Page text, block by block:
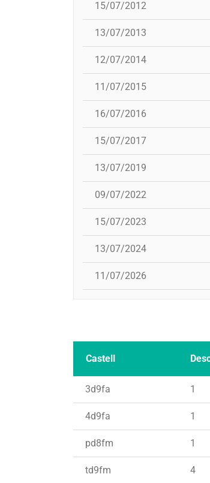
15/07/2012
13/07/2013
12/07/2014
11/07/2015
16/07/2016
15/07/2017
13/07/2019
09/07/2022
15/07/2023
13/07/2024
11/07/2026
Castell
3d9fa 1
4d9fa 1
pd8fm 1
td9fm 4